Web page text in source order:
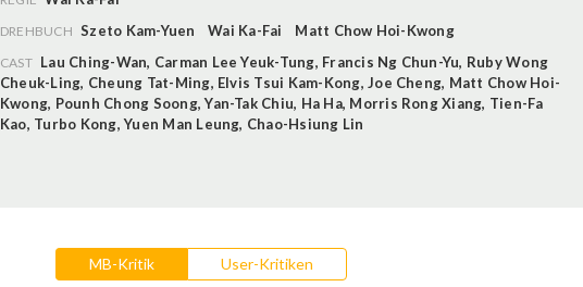
DREHBUCH Szeto Kam-Yuen Wai Ka-Fai Matt Chow Hoi-Kwong
CAST Lau Ching-Wan, Carman Lee Yeuk-Tung, Francis Ng Chun-Yu, Ruby Wong
Cheuk-Ling, Cheung Tat-Ming, Elvis Tsui Kam-Kong,Joe Cheng, Matt Chow Hoi-
Kwong, Pounh Chong Soong,Yan-Tak Chiu, Ha Ha, Morris Rong Xiang, Tien-Fa
Kao, Turbo Kong,Yuen Man Leung, Chao-Hsiung Lin
MB-Kritik User-Kritiken